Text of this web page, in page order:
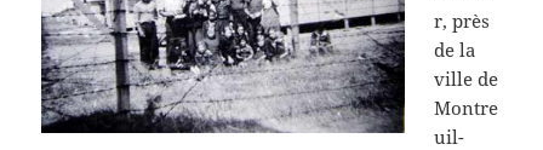
r, près
de la
ville de
Montre
uil-